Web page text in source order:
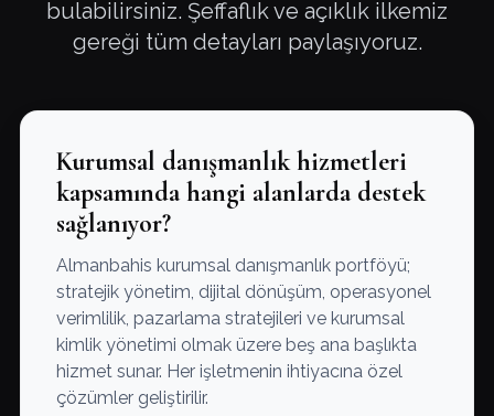
bulabilirsiniz. Şeffaflık ve açıklık ilkemiz
gereği tüm detayları paylaşıyoruz.
Kurumsal danışmanlık hizmetleri
kapsamında hangi alanlarda destek
sağlanıyor?
Almanbahis kurumsal danışmanlık portföyü;
stratejik yönetim, dijital dönüşüm, operasyonel
verimlilik, pazarlama stratejileri ve kurumsal
kimlik yönetimi olmak üzere beş ana başlıkta
hizmet sunar. Her işletmenin ihtiyacına özel
çözümler geliştirilir.